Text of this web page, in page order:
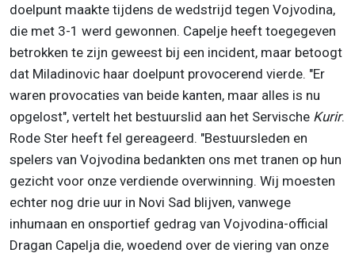
doelpunt maakte tijdens de wedstrijd tegen Vojvodina,
die met 3-1 werd gewonnen. Capelje heeft toegegeven
betrokken te zijn geweest bij een incident, maar betoogt
dat Miladinovic haar doelpunt provocerend vierde. "Er
waren provocaties van beide kanten, maar alles is nu
opgelost", vertelt het bestuurslid aan het Servische Kurir.
Rode Ster heeft fel gereageerd. "Bestuursleden en
spelers van Vojvodina bedankten ons met tranen op hun
gezicht voor onze verdiende overwinning. Wij moesten
echter nog drie uur in Novi Sad blijven, vanwege
inhumaan en onsportief gedrag van Vojvodina-official
Dragan Capelja die, woedend over de viering van onze